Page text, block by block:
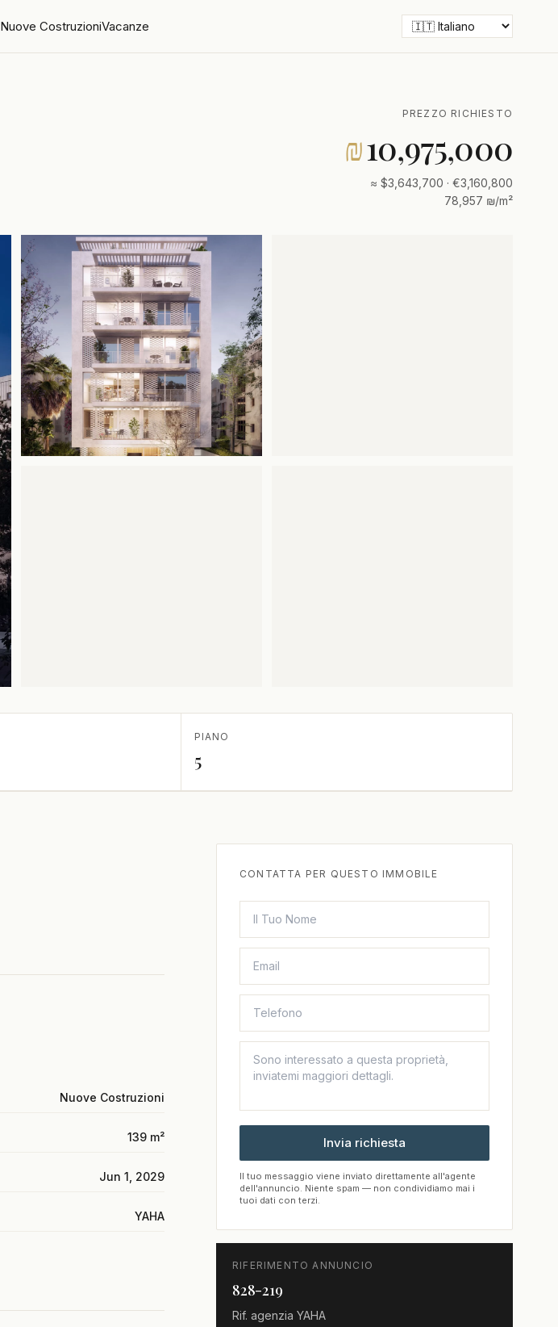
Nuove CostruzioniVacanze
PREZZO RICHIESTO
₪10,975,000
≈ $3,643,700 · €3,160,800
78,957 ₪/m²
PIANO
5
Nuove Costruzioni
139 m²
Jun 1, 2029
YAHA
CONTATTA PER QUESTO IMMOBILE
Invia richiesta
Il tuo messaggio viene inviato direttamente all'agente
dell'annuncio. Niente spam — non condividiamo mai i
tuoi dati con terzi.
RIFERIMENTO ANNUNCIO
828-219
Rif. agenzia YAHA